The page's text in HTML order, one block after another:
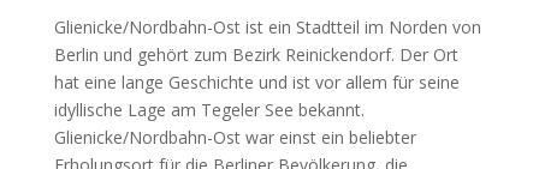
Glienicke/Nordbahn-Ost ist ein Stadtteil im Norden von
Berlin und gehört zum Bezirk Reinickendorf. Der Ort
hat eine lange Geschichte und ist vor allem für seine
idyllische Lage am Tegeler See bekannt.
Glienicke/Nordbahn-Ost war einst ein beliebter